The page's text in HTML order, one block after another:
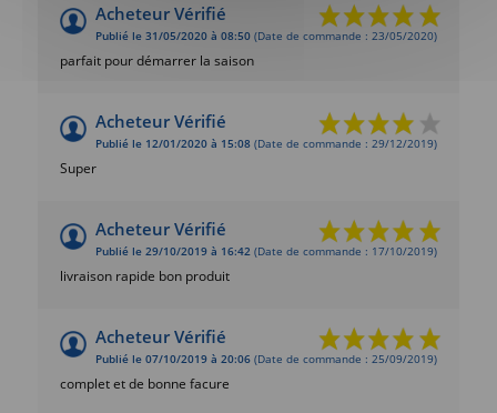
Acheteur Vérifié
Publié le 31/05/2020 à 08:50 (Date de commande : 23/05/2020)
parfait pour démarrer la saison
Acheteur Vérifié
Publié le 12/01/2020 à 15:08 (Date de commande : 29/12/2019)
Super
Acheteur Vérifié
Publié le 29/10/2019 à 16:42 (Date de commande : 17/10/2019)
livraison rapide bon produit
Acheteur Vérifié
Publié le 07/10/2019 à 20:06 (Date de commande : 25/09/2019)
complet et de bonne facure